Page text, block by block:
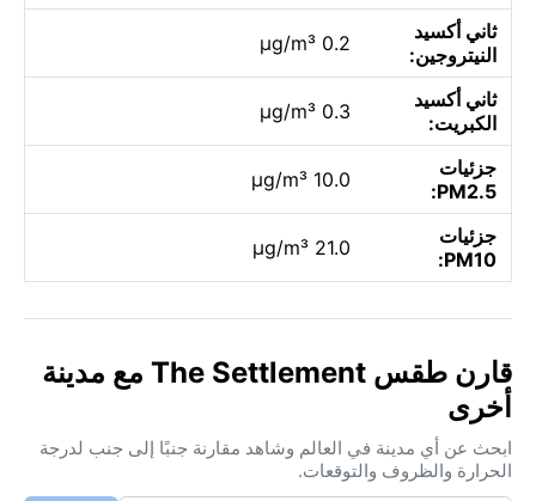
ثاني أكسيد
النيتروجين:
0.2 µg/m³
ثاني أكسيد
الكبريت:
0.3 µg/m³
جزئيات
PM2.5:
10.0 µg/m³
جزئيات
PM10:
21.0 µg/m³
قارن طقس The Settlement مع مدينة
أخرى
ابحث عن أي مدينة في العالم وشاهد مقارنة جنبًا إلى جنب لدرجة
الحرارة والظروف والتوقعات.